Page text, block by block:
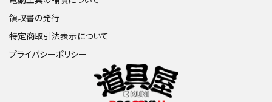
領収書の発行
特定商取引法表示について
プライバシーポリシー